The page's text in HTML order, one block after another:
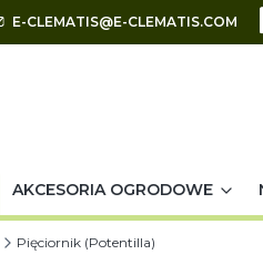
E-CLEMATIS@E-CLEMATIS.COM
AKCESORIA OGRODOWE
Pięciornik (Potentilla)